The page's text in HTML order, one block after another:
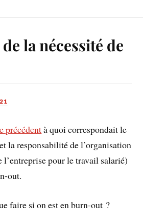
la nécessité de
précédentà quoi correspondait le
la responsabilité de l’organisation
l’entreprise pour le travail salarié)
out.
faire si on est en burn-out ?